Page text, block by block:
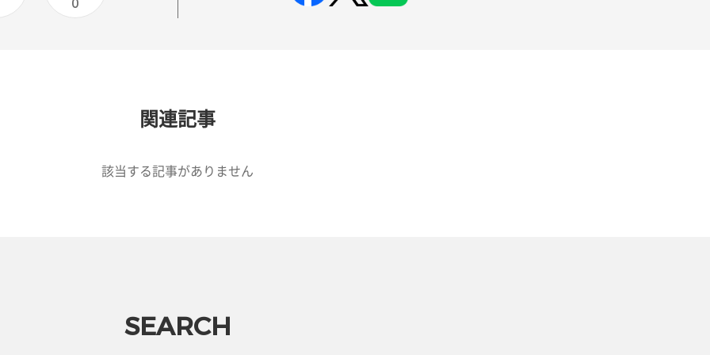
0
関連記事
該当する記事がありません
SEARCH